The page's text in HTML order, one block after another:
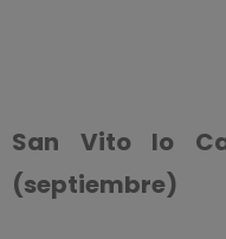
San Vito lo
(septiembre)